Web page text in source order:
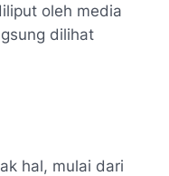
oleh media
dilihat
hal, mulai dari